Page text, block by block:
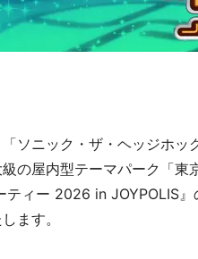
ソニック・ザ・ヘッジホ
の屋内型テーマパーク「
ティー 2026 in JOYPOLIS
ます。